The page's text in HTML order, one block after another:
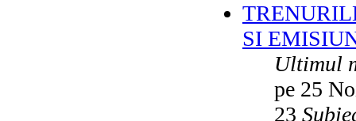
SI
Ultimul
pe 25
23